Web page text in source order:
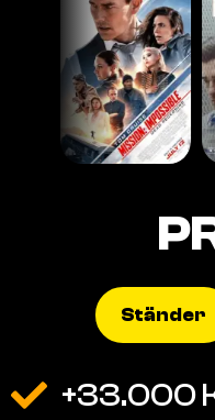
Ständer
+33.000